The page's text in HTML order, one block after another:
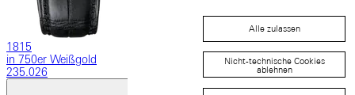
1815
in 750er Weißgold
235.026
Alle zulassen
Nicht-technische Cookies
ablehnen